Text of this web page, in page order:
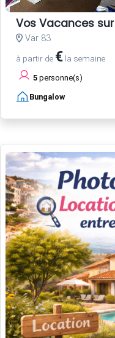
Vos Vacances
Var 83
à partir de € la semaine
5 personne(s)
Bungalow